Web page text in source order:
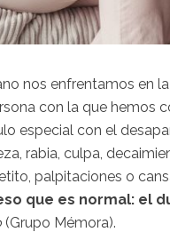
nos enfrentamos en
con la que hemos
especial con el
rabia, culpa,
palpitaciones o
que es normal: el
(Grupo Mémora).